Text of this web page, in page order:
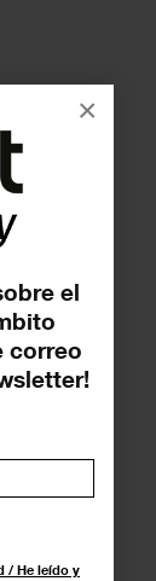
el
correo
/ He leído y
×